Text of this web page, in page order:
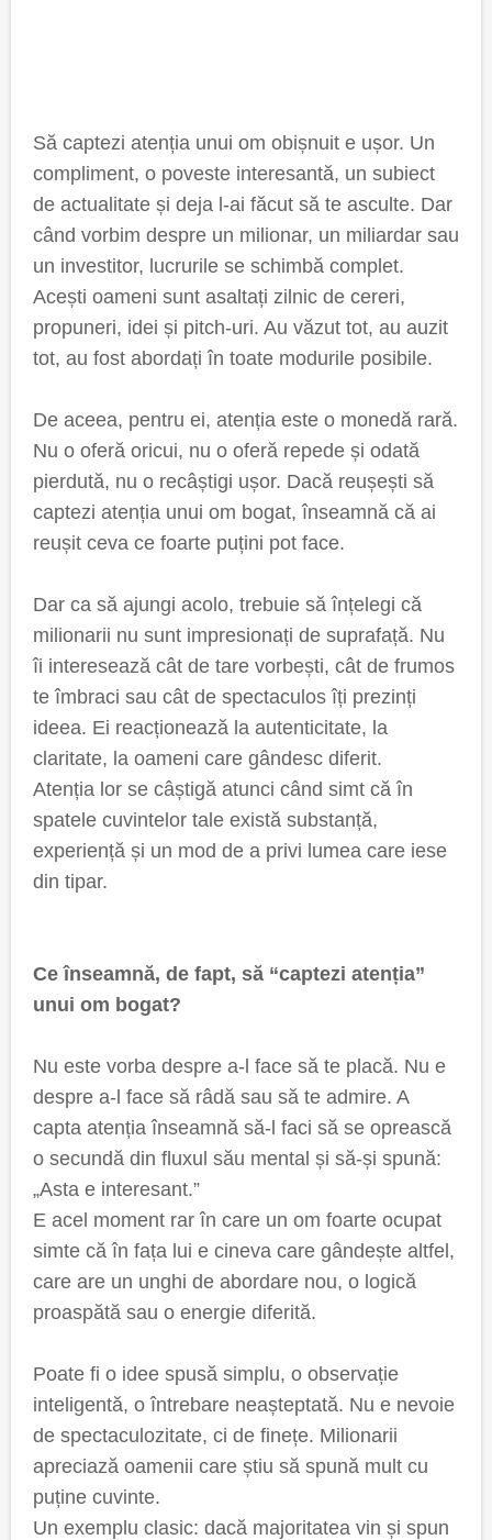
Să captezi atenția unui om obișnuit e ușor. Un
compliment, o poveste interesantă, un subiect
de actualitate și deja l-ai făcut să te asculte. Dar
când vorbim despre un milionar, un miliardar sau
un investitor, lucrurile se schimbă complet.
Acești oameni sunt asaltați zilnic de cereri,
propuneri, idei și pitch-uri. Au văzut tot, au auzit
tot, au fost abordați în toate modurile posibile.
De aceea, pentru ei, atenția este o monedă rară.
Nu o oferă oricui, nu o oferă repede și odată
pierdută, nu o recâștigi ușor. Dacă reușești să
captezi atenția unui om bogat, înseamnă că ai
reușit ceva ce foarte puțini pot face.
Dar ca să ajungi acolo, trebuie să înțelegi că
milionarii nu sunt impresionați de suprafață. Nu
îi interesează cât de tare vorbești, cât de frumos
te îmbraci sau cât de spectaculos îți prezinți
ideea. Ei reacționează la autenticitate, la
claritate, la oameni care gândesc diferit.
Atenția lor se câștigă atunci când simt că în
spatele cuvintelor tale există substanță,
experiență și un mod de a privi lumea care iese
din tipar.
Ce înseamnă, de fapt, să “captezi atenția”
unui om bogat?
Nu este vorba despre a-l face să te placă. Nu e
despre a-l face să râdă sau să te admire. A
capta atenția înseamnă să-l faci să se oprească
o secundă din fluxul său mental și să-și spună:
„Asta e interesant.”
E acel moment rar în care un om foarte ocupat
simte că în fața lui e cineva care gândește altfel,
care are un unghi de abordare nou, o logică
proaspătă sau o energie diferită.
Poate fi o idee spusă simplu, o observație
inteligentă, o întrebare neașteptată. Nu e nevoie
de spectaculozitate, ci de finețe. Milionarii
apreciază oamenii care știu să spună mult cu
puține cuvinte.
Un exemplu clasic: dacă majoritatea vin și spun